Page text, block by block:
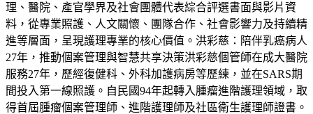
理、醫院、產官學界及社會團體代表綜合評選書面與影片資
料，從專業照護、人文關懷、團隊合作、社會影響力及持續精
進等層面，呈現護理專業的核心價值。洪彩慈：陪伴乳癌病人
27年，推動個案管理與智慧共享決策洪彩慈個管師在成大醫院
服務27年，歷經復健科、外科加護病房等歷練，並在SARS期
間投入第一線照護。自民國94年起轉入腫瘤進階護理領域，取
得首屆腫瘤個案管理師、進階護理師及社區衛生護理師證書。